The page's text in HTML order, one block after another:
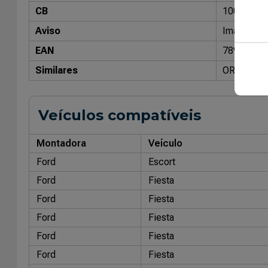
CB
Aviso
Imagens
EAN
Similares
Veículos compatíveis
Montadora Veículo
Ford
Escort
Ford
Fiesta
Ford
Fiesta
Ford
Fiesta
Ford
Fiesta
Ford
Fiesta